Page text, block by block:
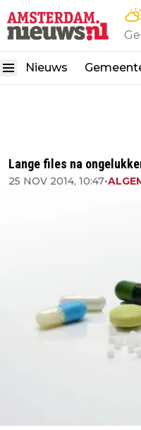
Nieuws
Lange files na
25 NOV 2014, 10:47•